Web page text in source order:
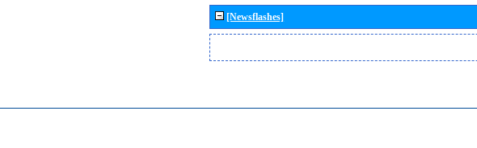
[Newsflashes]